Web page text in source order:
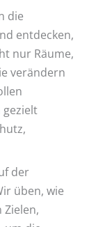
die
entdecken,
nur Räume,
verändern
der
üben, wie